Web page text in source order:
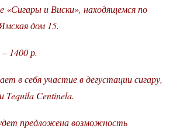
«Сигары и Виски», находящемся по
дом 15.
1400 р.
в себя участие в дегустации сигару,
Tequila Centinela.
предложена возможность